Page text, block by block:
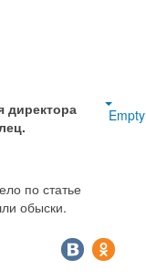
Empty
директора
по статье
обыски.